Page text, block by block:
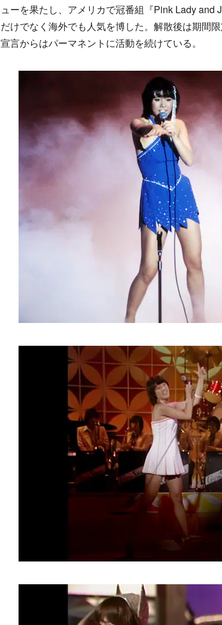
ューを果たし、アメリカで冠番組『Pink Lady
だけでなく海外でも人気を博した。解散後は期間
宣言からはパーマネントに活動を続けている。